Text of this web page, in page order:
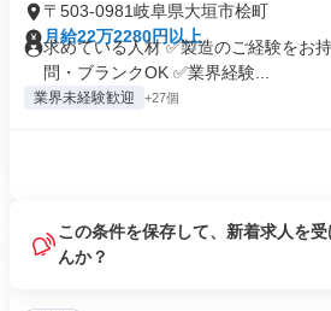
〒503-0981岐阜県大垣市桧町
月給22万2280円以上
求めている人材 ✅製造のご経験をお
問・ブランクOK ✅業界経験...
業界未経験歓迎 +27個
この条件を保存して、新着求人を
んか？